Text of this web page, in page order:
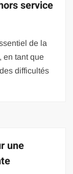
service
de la
en tant que
difficultés
une